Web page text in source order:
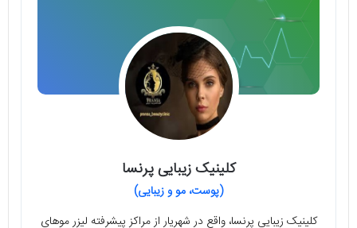
کلینیک زیبایی پرنسا
(پوست، مو و زیبایی)
کلینیک زیبایی پرنسا، واقع در شهریار از مراکز پیشرفته لیزر موهای